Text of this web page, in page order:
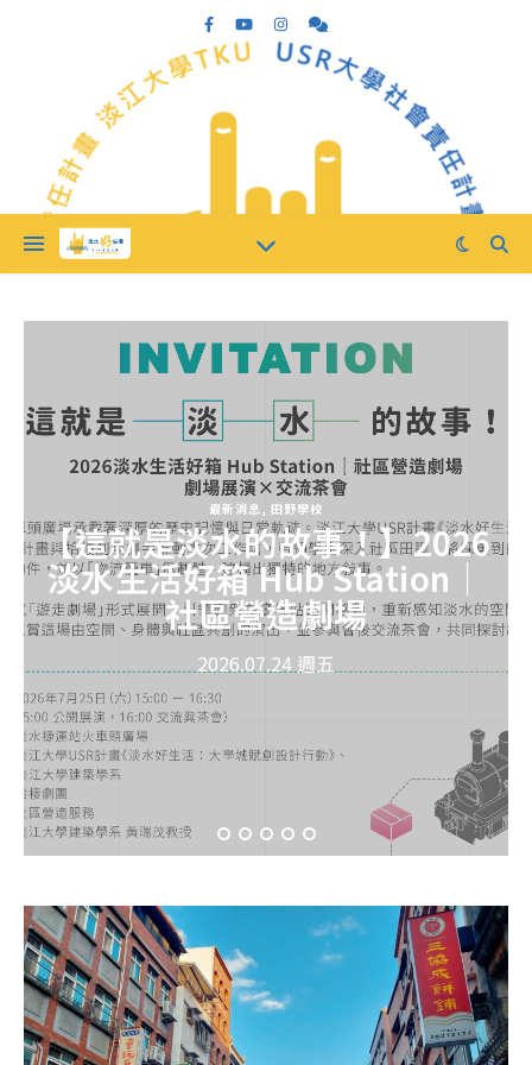
最新消息 , 田野學校
【這就是淡水的故事！】2026
淡水生活好箱 Hub Station｜
社區營造劇場
2026.07.24 週五